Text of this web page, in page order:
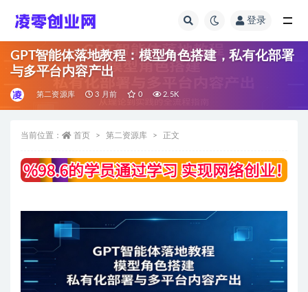
登录
GPT智能体落地教程：模型角色搭建，私有化部署
与多平台内容产出
第二资源库 3 月前 0 2.5K
当前位置： 首页 第二资源库 正文